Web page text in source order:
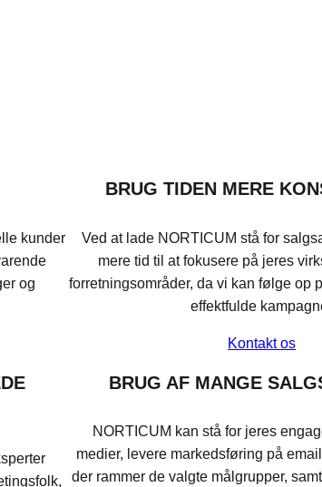
kunder
og
BRUG TIDEN MERE
Ved at lade NORTICUM stå for
mere tid til at fokusere på jeres
forretningsområder, da vi kan følge op
effektfulde
Kontakt os
BRUG AF MANGE
NORTICUM kan stå for jeres
medier, levere markedsføring på
der rammer de valgte målgrupper,